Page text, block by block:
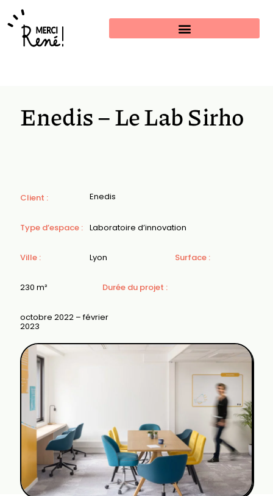
Enedis – Le Lab Sirho
Client : Enedis
Type d’espace : Laboratoire d’innovation
Ville : Lyon Surface :
230 m² Durée du projet :
octobre 2022 – février
2023